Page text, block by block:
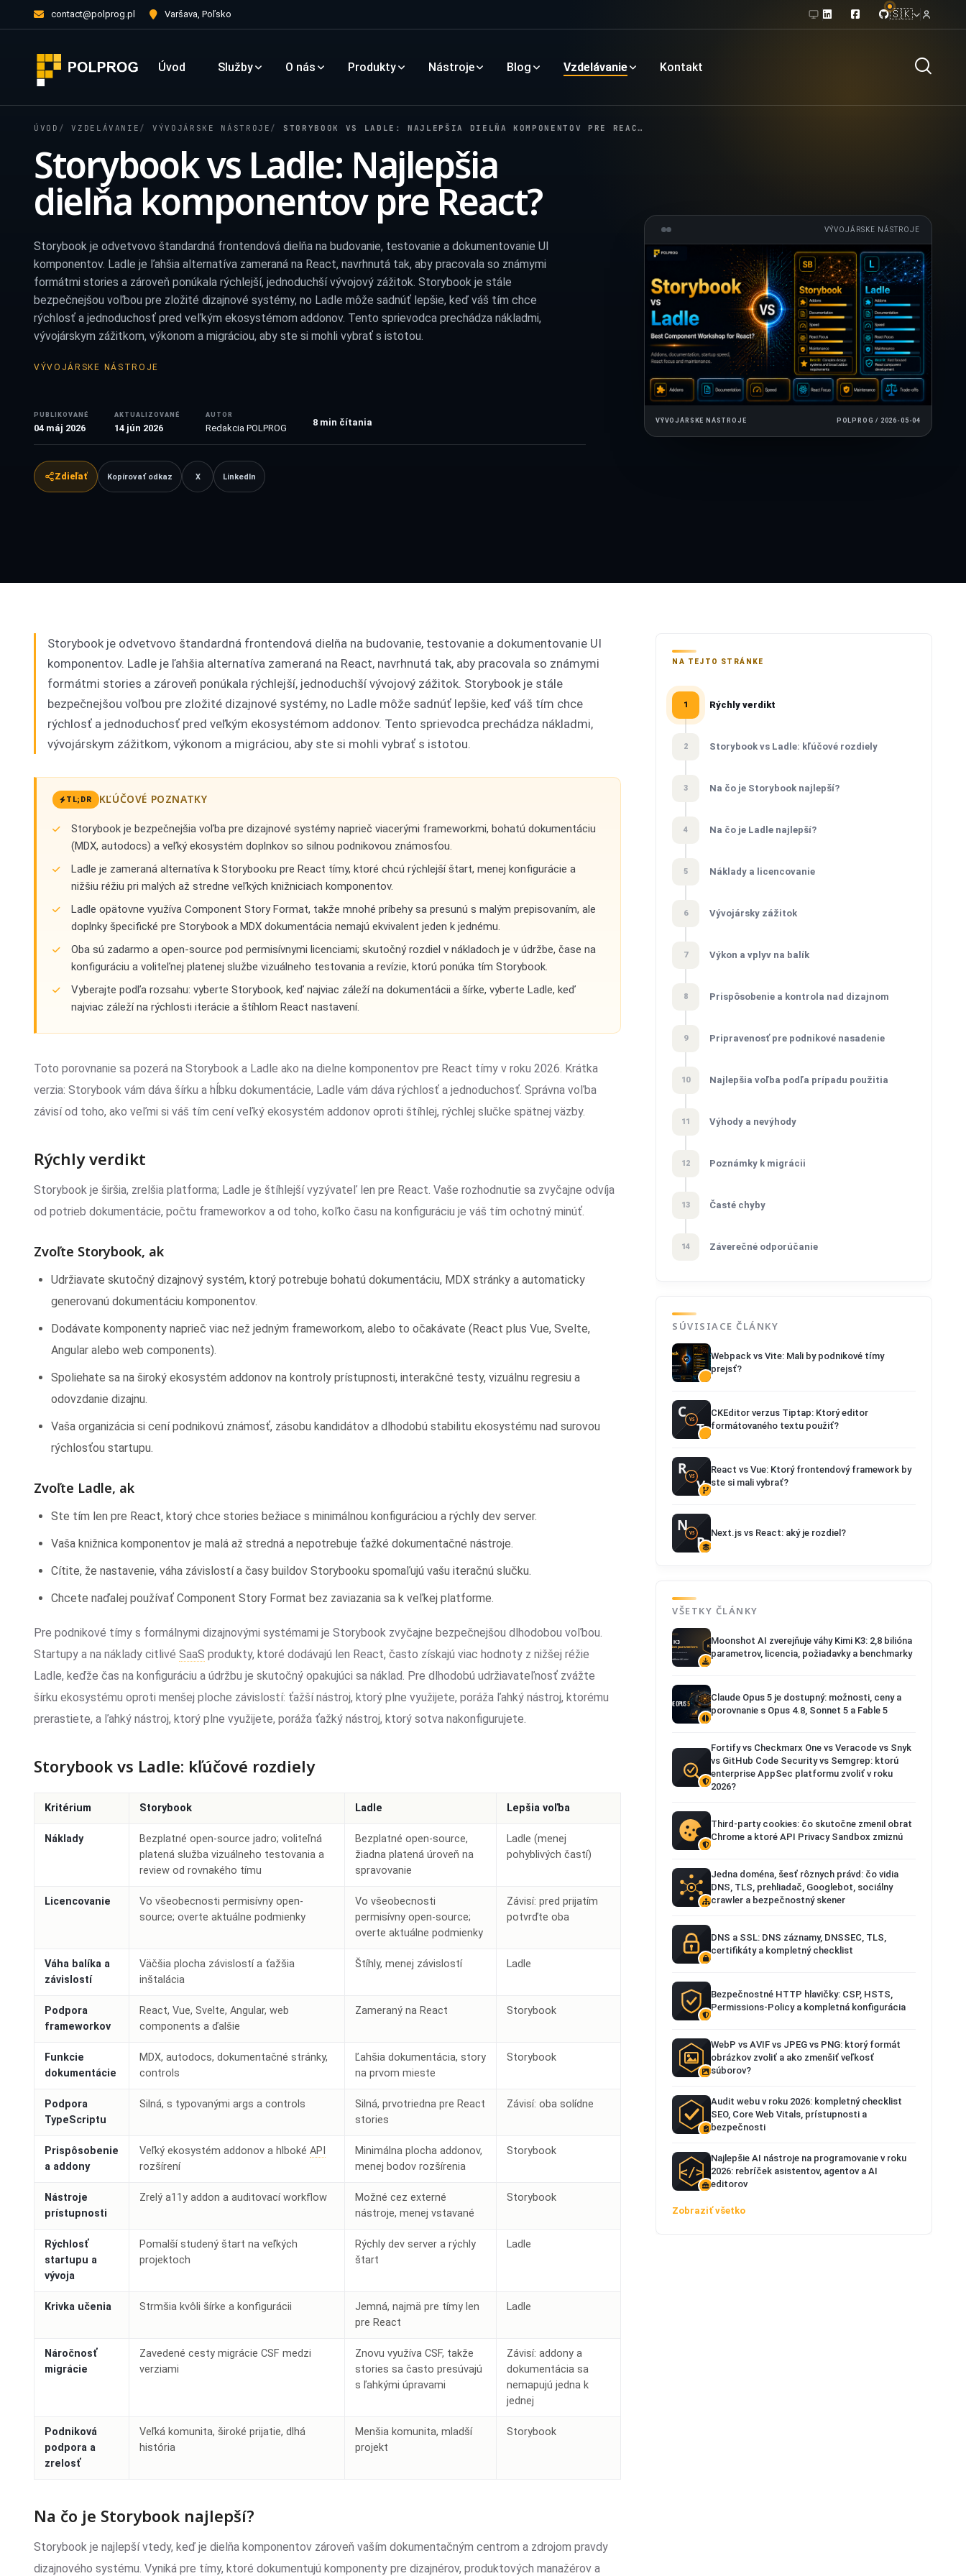
contact@polprog.pl Varšava, Poľsko 🇸🇰
Úvod Služby O nás Produkty Nástroje Blog Vzdelávanie Kontakt
ÚVOD VZDELÁVANIE VÝVOJÁRSKE NÁSTROJE STORYBOOK VS LADLE: NAJLEPŠIA DIELŇA KOMPONENTOV PRE REACT?
Storybook vs Ladle: Najlepšia
dielňa komponentov pre React?
Storybook je odvetvovo štandardná frontendová dielňa na budovanie, testovanie a dokumentovanie UI
komponentov. Ladle je ľahšia alternatíva zameraná na React, navrhnutá tak, aby pracovala so známymi
formátmi stories a zároveň ponúkala rýchlejší, jednoduchší vývojový zážitok. Storybook je stále
bezpečnejšou voľbou pre zložité dizajnové systémy, no Ladle môže sadnúť lepšie, keď váš tím chce
rýchlosť a jednoduchosť pred veľkým ekosystémom addonov. Tento sprievodca prechádza nákladmi,
vývojárskym zážitkom, výkonom a migráciou, aby ste si mohli vybrať s istotou.
VÝVOJÁRSKE NÁSTROJE
PUBLIKOVANÉ
04 máj 2026
AKTUALIZOVANÉ
14 jún 2026
AUTOR
Redakcia POLPROG
8 min čítania
Zdieľať Kopírovať odkaz X LinkedIn
VÝVOJÁRSKE NÁSTROJE
VÝVOJÁRSKE NÁSTROJE POLPROG / 2026-05-04
Storybook je odvetvovo štandardná frontendová dielňa na budovanie, testovanie a dokumentovanie UI
komponentov. Ladle je ľahšia alternatíva zameraná na React, navrhnutá tak, aby pracovala so známymi
formátmi stories a zároveň ponúkala rýchlejší, jednoduchší vývojový zážitok. Storybook je stále
bezpečnejšou voľbou pre zložité dizajnové systémy, no Ladle môže sadnúť lepšie, keď váš tím chce
rýchlosť a jednoduchosť pred veľkým ekosystémom addonov. Tento sprievodca prechádza nákladmi,
vývojárskym zážitkom, výkonom a migráciou, aby ste si mohli vybrať s istotou.
TL;DR KĽÚČOVÉ POZNATKY
Storybook je bezpečnejšia voľba pre dizajnové systémy naprieč viacerými frameworkmi, bohatú dokumentáciu
(MDX, autodocs) a veľký ekosystém doplnkov so silnou podnikovou známosťou.
Ladle je zameraná alternatíva k Storybooku pre React tímy, ktoré chcú rýchlejší štart, menej konfigurácie a
nižšiu réžiu pri malých až stredne veľkých knižniciach komponentov.
Ladle opätovne využíva Component Story Format, takže mnohé príbehy sa presunú s malým prepisovaním, ale
doplnky špecifické pre Storybook a MDX dokumentácia nemajú ekvivalent jeden k jednému.
Oba sú zadarmo a open-source pod permisívnymi licenciami; skutočný rozdiel v nákladoch je v údržbe, čase na
konfiguráciu a voliteľnej platenej službe vizuálneho testovania a revízie, ktorú ponúka tím Storybook.
Vyberajte podľa rozsahu: vyberte Storybook, keď najviac záleží na dokumentácii a šírke, vyberte Ladle, keď
najviac záleží na rýchlosti iterácie a štíhlom React nastavení.
Toto porovnanie sa pozerá na Storybook a Ladle ako na dielne komponentov pre React tímy v roku 2026. Krátka
verzia: Storybook vám dáva šírku a hĺbku dokumentácie, Ladle vám dáva rýchlosť a jednoduchosť. Správna voľba
závisí od toho, ako veľmi si váš tím cení veľký ekosystém addonov oproti štíhlej, rýchlej slučke spätnej väzby.
Rýchly verdikt
Storybook je širšia, zrelšia platforma; Ladle je štíhlejší vyzývateľ len pre React. Vaše rozhodnutie sa zvyčajne odvíja
od potrieb dokumentácie, počtu frameworkov a od toho, koľko času na konfiguráciu je váš tím ochotný minúť.
Zvoľte Storybook, ak
Udržiavate skutočný dizajnový systém, ktorý potrebuje bohatú dokumentáciu, MDX stránky a automaticky
generovanú dokumentáciu komponentov.
Dodávate komponenty naprieč viac než jedným frameworkom, alebo to očakávate (React plus Vue, Svelte,
Angular alebo web components).
Spoliehate sa na široký ekosystém addonov na kontroly prístupnosti, interakčné testy, vizuálnu regresiu a
odovzdanie dizajnu.
Vaša organizácia si cení podnikovú známosť, zásobu kandidátov a dlhodobú stabilitu ekosystému nad surovou
rýchlosťou startupu.
Zvoľte Ladle, ak
Ste tím len pre React, ktorý chce stories bežiace s minimálnou konfiguráciou a rýchly dev server.
Vaša knižnica komponentov je malá až stredná a nepotrebuje ťažké dokumentačné nástroje.
Cítite, že nastavenie, váha závislostí a časy buildov Storybooku spomaľujú vašu iteračnú slučku.
Chcete naďalej používať Component Story Format bez zaviazania sa k veľkej platforme.
Pre podnikové tímy s formálnymi dizajnovými systémami je Storybook zvyčajne bezpečnejšou dlhodobou voľbou.
Startupy a na náklady citlivéSaaS produkty, ktoré dodávajú len React, často získajú viac hodnoty z nižšej réžie
Ladle, keďže čas na konfiguráciu a údržbu je skutočný opakujúci sa náklad. Pre dlhodobú udržiavateľnosť zvážte
šírku ekosystému oproti menšej ploche závislostí: ťažší nástroj, ktorý plne využijete, poráža ľahký nástroj, ktorému
prerastiete, a ľahký nástroj, ktorý plne využijete, poráža ťažký nástroj, ktorý sotva nakonfigurujete.
Storybook vs Ladle: kľúčové rozdiely
Kritérium Storybook Ladle Lepšia voľba
Náklady
Bezplatné open-source jadro; voliteľná
platená služba vizuálneho testovania a
review od rovnakého tímu
Bezplatné open-source,
žiadna platená úroveň na
spravovanie
Ladle (menej
pohyblivých častí)
Licencovanie
Vo všeobecnosti permisívny open-
source; overte aktuálne podmienky
Vo všeobecnosti
permisívny open-source;
overte aktuálne podmienky
Závisí: pred prijatím
potvrďte oba
Váha balíka a
závislostí
Väčšia plocha závislostí a ťažšia
inštalácia
Štíhly, menej závislostí Ladle
Podpora
frameworkov
React, Vue, Svelte, Angular, web
components a ďalšie
Zameraný na React Storybook
Funkcie
dokumentácie
MDX, autodocs, dokumentačné stránky,
controls
Ľahšia dokumentácia, story
na prvom mieste
Storybook
Podpora
TypeScriptu
Silná, s typovanými args a controls
Silná, prvotriedna pre React
stories
Závisí: oba solídne
Prispôsobenie
a addony
Veľký ekosystém addonov a hlbokéAPI
rozšírení
Minimálna plocha addonov,
menej bodov rozšírenia
Storybook
Nástroje
prístupnosti
Zrelý a11y addon a auditovací workflow
Možné cez externé
nástroje, menej vstavané
Storybook
Rýchlosť
startupu a
vývoja
Pomalší studený štart na veľkých
projektoch
Rýchly dev server a rýchly
štart
Ladle
Krivka učenia Strmšia kvôli šírke a konfigurácii
Jemná, najmä pre tímy len
pre React
Ladle
Náročnosť
migrácie
Zavedené cesty migrácie CSF medzi
verziami
Znovu využíva CSF, takže
stories sa často presúvajú
s ľahkými úpravami
Závisí: addony a
dokumentácia sa
nemapujú jedna k
jednej
Podniková
podpora a
zrelosť
Veľká komunita, široké prijatie, dlhá
história
Menšia komunita, mladší
projekt
Storybook
Na čo je Storybook najlepší?
Storybook je najlepší vtedy, keď je dielňa komponentov zároveň vaším dokumentačným centrom a zdrojom pravdy
dizajnového systému. Vyniká pre tímy, ktoré dokumentujú komponenty pre dizajnérov, produktových manažérov a
NA TEJTO STRÁNKE
1 Rýchly verdikt
2 Storybook vs Ladle: kľúčové rozdiely
3 Na čo je Storybook najlepší?
4 Na čo je Ladle najlepší?
5 Náklady a licencovanie
6 Vývojársky zážitok
7 Výkon a vplyv na balík
8 Prispôsobenie a kontrola nad dizajnom
9 Pripravenosť pre podnikové nasadenie
10 Najlepšia voľba podľa prípadu použitia
11 Výhody a nevýhody
12 Poznámky k migrácii
13 Časté chyby
14 Záverečné odporúčanie
SÚVISIACE ČLÁNKY
Webpack vs Vite: Mali by podnikové tímy
prejsť?
CKEditor verzus Tiptap: Ktorý editor
formátovaného textu použiť?
React vs Vue: Ktorý frontendový framework by
ste si mali vybrať?
Next.js vs React: aký je rozdiel?
VŠETKY ČLÁNKY
Moonshot AI zverejňuje váhy Kimi K3: 2,8 bilióna
parametrov, licencia, požiadavky a benchmarky
Claude Opus 5 je dostupný: možnosti, ceny a
porovnanie s Opus 4.8, Sonnet 5 a Fable 5
Fortify vs Checkmarx One vs Veracode vs Snyk
vs GitHub Code Security vs Semgrep: ktorú
enterprise AppSec platformu zvoliť v roku
2026?
Third-party cookies: čo skutočne zmenil obrat
Chrome a ktoré API Privacy Sandbox zmiznú
Jedna doména, šesť rôznych právd: čo vidia
DNS, TLS, prehliadač, Googlebot, sociálny
crawler a bezpečnostný skener
DNS a SSL: DNS záznamy, DNSSEC, TLS,
certifikáty a kompletný checklist
Bezpečnostné HTTP hlavičky: CSP, HSTS,
Permissions-Policy a kompletná konfigurácia
WebP vs AVIF vs JPEG vs PNG: ktorý formát
obrázkov zvoliť a ako zmenšiť veľkosť
súborov?
Audit webu v roku 2026: kompletný checklist
SEO, Core Web Vitals, prístupnosti a
bezpečnosti
Najlepšie AI nástroje na programovanie v roku
2026: rebríček asistentov, agentov a AI
editorov
Zobraziť všetko